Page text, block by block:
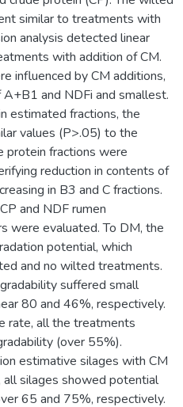
similar to treatments with
analysis detected linear
with addition of CM.
influenced by CM additions,
and NDFi and smallest.
estimated fractions, the
values (P>.05) to the
protein fractions were
reduction in contents of
in B3 and C fractions.
and NDF rumen
were evaluated. To DM, the
potential, which
and no wilted treatments.
suffered small
80 and 46%, respectively.
rate, all the treatments
(over 55%).
estimative silages with CM
all silages showed potential
65 and 75%, respectively.